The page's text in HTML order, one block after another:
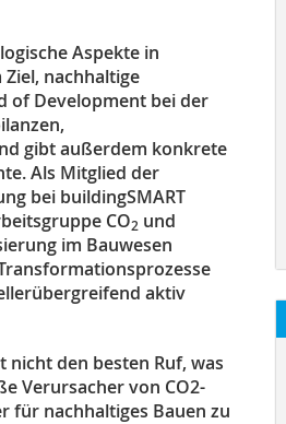
Aspekte in
nachhaltige
of Development bei der
gibt außerdem konkrete
Als Mitglied der
bei buildingSMART
CO2 und
im Bauwesen
aktiv
nicht den besten Ruf, was
Verursacher von CO2-
für nachhaltiges Bauen zu